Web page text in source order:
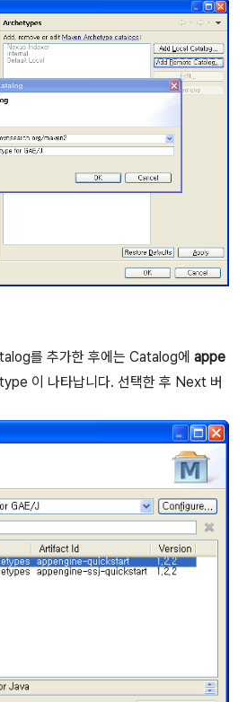
를 추가한 후에는 Catalog에 appe
이 나타납니다. 선택한 후 Next 버